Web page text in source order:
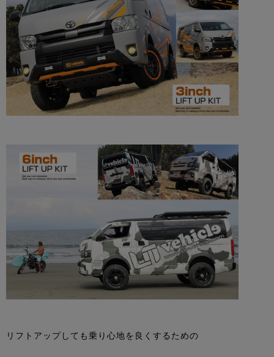
リフトアップしても乗り心地を良くするための